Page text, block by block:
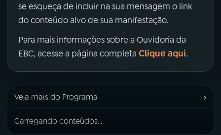
se esqueça de incluir na sua mensagem o link
do conteúdo alvo de sua manifestação.
Para mais informações sobre a Ouvidoria da
EBC, acesse a página completa Clique aqui.
Veja mais do Programa ›
Carregando conteúdos...